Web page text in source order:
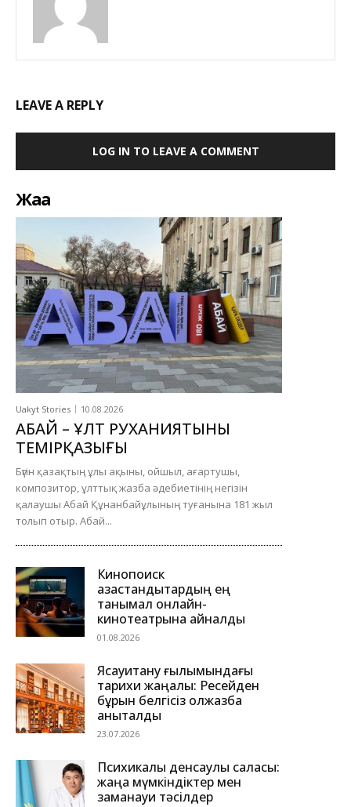
LEAVE A REPLY
LOG IN TO LEAVE A COMMENT
Жаңа
Uakyt Stories 10.08.2026
АБАЙ – ҰЛТ РУХАНИЯТЫНЫҢ
ТЕМІРҚАЗЫҒЫ
Бүгін қазақтың ұлы ақыны, ойшыл, ағартушы,
композитор, ұлттық жазба әдебиетінің негізін
қалаушы Абай Құнанбайұлының туғанына 181 жыл
толып отыр. Абай...
Кинопоиск
қазақстандықтардың ең
танымал онлайн-
кинотеатрына айналды
01.08.2026
Ясауитану ғылымындағы
тарихи жаңалық: Ресейден
бұрын белгісіз қолжазба
анықталды
23.07.2026
Психикалық денсаулық саласы:
жаңа мүмкіндіктер мен
заманауи тәсілдер